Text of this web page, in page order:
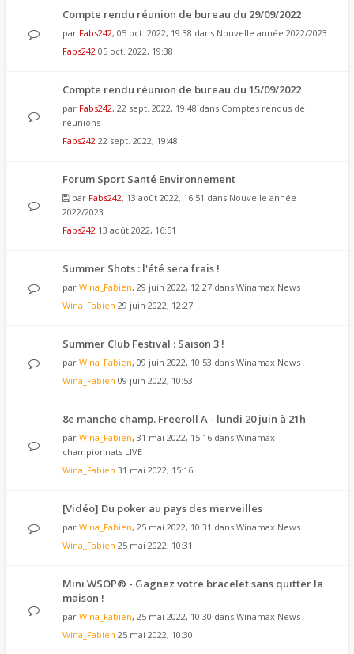
Compte rendu réunion de bureau du 29/09/2022
par Fabs242, 05 oct. 2022, 19:38 dans Nouvelle année 2022/2023
Fabs242 05 oct. 2022, 19:38
Compte rendu réunion de bureau du 15/09/2022
par Fabs242, 22 sept. 2022, 19:48 dans Comptes rendus de
réunions
Fabs242 22 sept. 2022, 19:48
Forum Sport Santé Environnement
par Fabs242, 13 août 2022, 16:51 dans Nouvelle année
2022/2023
Fabs242 13 août 2022, 16:51
Summer Shots : l'été sera frais !
par Wina_Fabien, 29 juin 2022, 12:27 dans Winamax News
Wina_Fabien 29 juin 2022, 12:27
Summer Club Festival : Saison 3 !
par Wina_Fabien, 09 juin 2022, 10:53 dans Winamax News
Wina_Fabien 09 juin 2022, 10:53
8e manche champ. Freeroll A - lundi 20 juin à 21h
par Wina_Fabien, 31 mai 2022, 15:16 dans Winamax
championnats LIVE
Wina_Fabien 31 mai 2022, 15:16
[Vidéo] Du poker au pays des merveilles
par Wina_Fabien, 25 mai 2022, 10:31 dans Winamax News
Wina_Fabien 25 mai 2022, 10:31
Mini WSOP® - Gagnez votre bracelet sans quitter la
maison !
par Wina_Fabien, 25 mai 2022, 10:30 dans Winamax News
Wina_Fabien 25 mai 2022, 10:30